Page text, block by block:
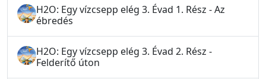
H2O: Egy vízcsepp elég 3. Évad 1. Rész - Az
ébredés
H2O: Egy vízcsepp elég 3. Évad 2. Rész -
Felderítő úton